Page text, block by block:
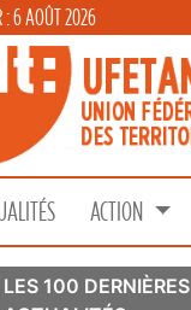
: 6 AOÛT 2026
ACTION
LES 100 DERNIÈRES